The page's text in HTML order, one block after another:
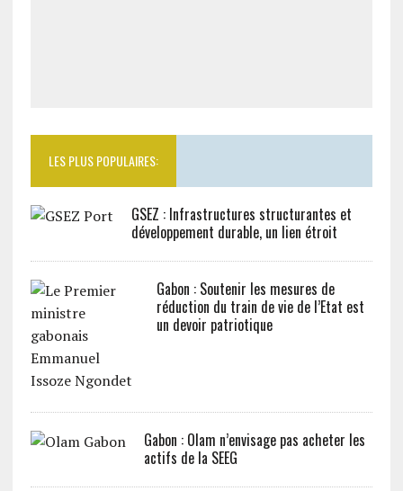
LES PLUS POPULAIRES:
GSEZ : Infrastructures structurantes et
développement durable, un lien étroit
Gabon : Soutenir les mesures de
réduction du train de vie de l’Etat est
un devoir patriotique
Gabon : Olam n’envisage pas acheter les
actifs de la SEEG